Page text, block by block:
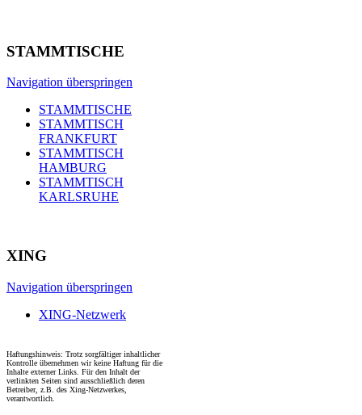
STAMMTISCHE
Navigation überspringen
STAMMTISCHE
STAMMTISCH
FRANKFURT
STAMMTISCH
HAMBURG
STAMMTISCH
KARLSRUHE
XING
Navigation überspringen
XING-Netzwerk
Haftungshinweis: Trotz sorgfältiger inhaltlicher
Kontrolle übernehmen wir keine Haftung für die
Inhalte externer Links. Für den Inhalt der
verlinkten Seiten sind ausschließlich deren
Betreiber, z.B. des Xing-Netzwerkes,
verantwortlich.